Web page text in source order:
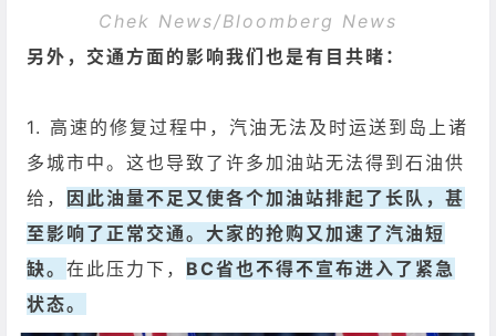
Chek News/Bloomberg News
另外，交通方面的影响我们也是有目共暏：
1. 高速的修复过程中，汽油无法及时运送到岛上诸
多城市中。这也导致了许多加油站无法得到石油供
给， 因此油量不足又使各个加油站排起了长队，甚
至影响了正常交通。大家的抢购又加速了汽油短
缺。 在此压力下， BC省也不得不宣布进入了紧急
状态。